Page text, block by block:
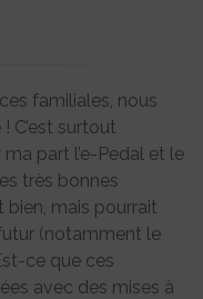
familiales, nous
C’est surtout
part l’e-Pedal et le
très bonnes
bien, mais pourrait
(notamment le
ce que ces
avec des mises à